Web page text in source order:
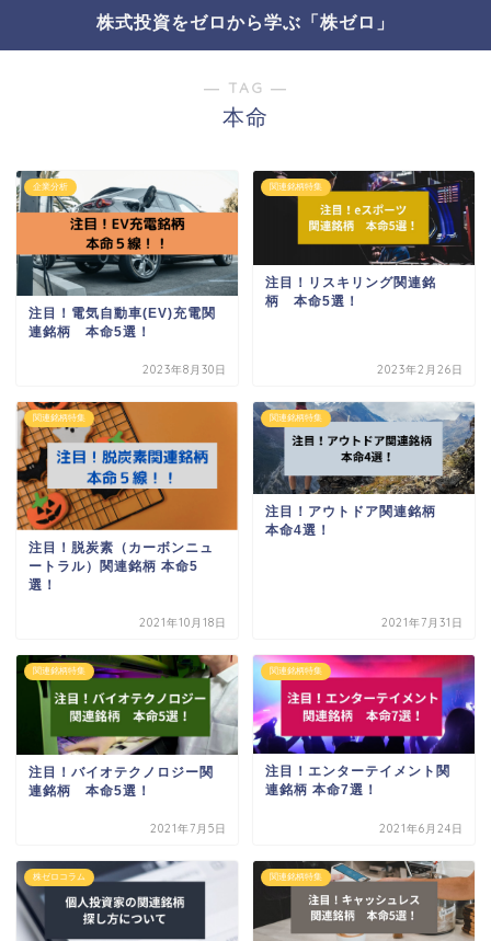
株式投資をゼロから学ぶ「株ゼロ」
― TAG ―
本命
企業分析
注目！電気自動車(EV)充電関
連銘柄 本命5選！
2023年8月30日
関連銘柄特集
注目！リスキリング関連銘
柄 本命5選！
2023年2月26日
関連銘柄特集
注目！脱炭素（カーボンニュ
ートラル）関連銘柄 本命5
選！
2021年10月18日
関連銘柄特集
注目！アウトドア関連銘柄
本命4選！
2021年7月31日
関連銘柄特集
注目！バイオテクノロジー関
連銘柄 本命5選！
2021年7月5日
関連銘柄特集
注目！エンターテイメント関
連銘柄 本命7選！
2021年6月24日
株ゼロコラム 関連銘柄特集